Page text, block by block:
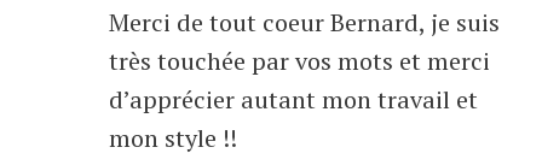
Merci de tout coeur Bernard, je suis
très touchée par vos mots et merci
d’apprécier autant mon travail et
mon style !!